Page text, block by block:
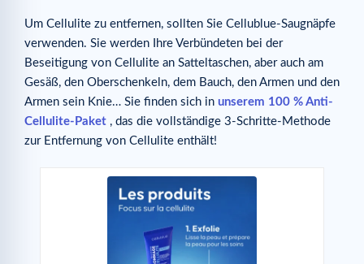
Um Cellulite zu entfernen, sollten Sie Cellublue-Saugnäpfe
verwenden. Sie werden Ihre Verbündeten bei der
Beseitigung von Cellulite an Satteltaschen, aber auch am
Gesäß, den Oberschenkeln, dem Bauch, den Armen und den
Armen sein Knie… Sie finden sich in unserem 100 % Anti-
Cellulite-Paket , das die vollständige 3-Schritte-Methode
zur Entfernung von Cellulite enthält!